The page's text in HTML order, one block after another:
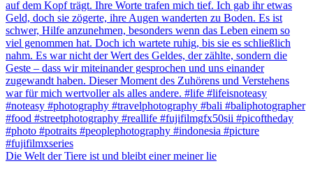
Die Welt der Tiere ist und bleibt einer meiner lie